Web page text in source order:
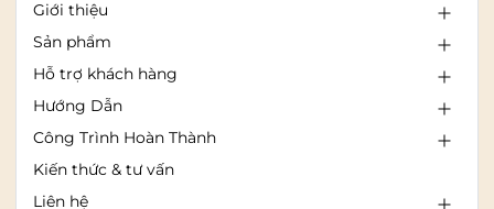
Giới thiệu
Sản phẩm
Hỗ trợ khách hàng
Hướng Dẫn
Công Trình Hoàn Thành
Kiến thức & tư vấn
Liên hệ